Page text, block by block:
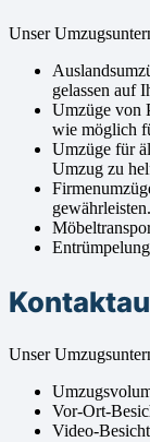
Unser
gelassen auf
Umzüge von
wie möglich
Umzüge für
Umzug zu
gewährleisten.
Unser
Vor-Ort-
Video-